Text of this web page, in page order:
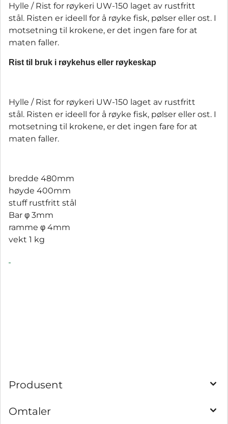
Hylle / Rist for røykeri UW-150 laget av rustfritt
stål. Risten er ideell for å røyke fisk, pølser eller ost. I
motsetning til krokene, er det ingen fare for at
maten faller.
Rist til bruk i røykehus eller røykeskap
Hylle / Rist for røykeri UW-150 laget av rustfritt
stål. Risten er ideell for å røyke fisk, pølser eller ost. I
motsetning til krokene, er det ingen fare for at
maten faller.
bredde 480mm
høyde 400mm
stuff rustfritt stål
Bar φ 3mm
ramme φ 4mm
vekt 1 kg
Produsent
Omtaler